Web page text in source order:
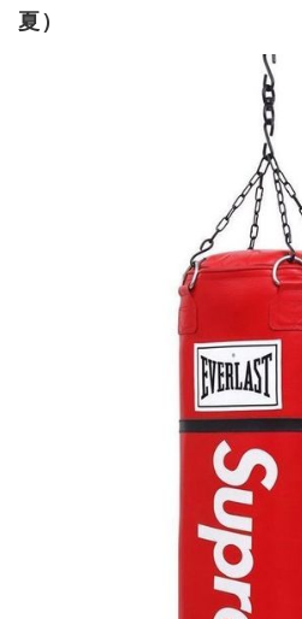
夏）